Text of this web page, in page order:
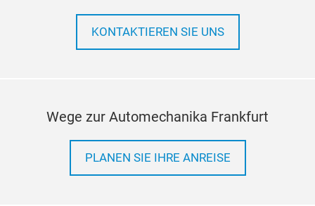
KONTAKTIEREN SIE UNS
Wege zur Automechanika Frankfurt
PLANEN SIE IHRE ANREISE